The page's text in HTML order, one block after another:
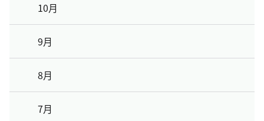
10月
9月
8月
7月